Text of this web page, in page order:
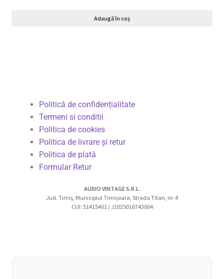
Adaugă în coș
Politică de confidențialitate
Termeni si conditii
Politica de cookies
Politica de livrare și retur
Politica de plată
Formular Retur
AUDIO VINTAGE S.R.L.
Jud. Timiș, Municipiul Timișoara, Strada Titan, nr. 4
CUI: 51415401 / J2025016743004